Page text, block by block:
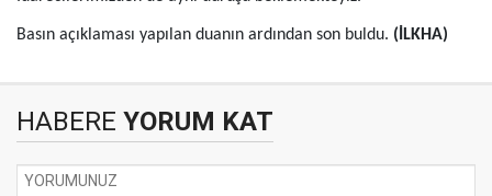
Basın açıklaması yapılan duanın ardından son buldu. (İLKHA)
HABERE YORUM KAT